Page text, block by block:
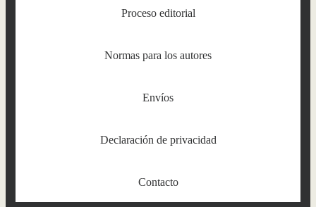
Proceso editorial
Normas para los autores
Envíos
Declaración de privacidad
Contacto